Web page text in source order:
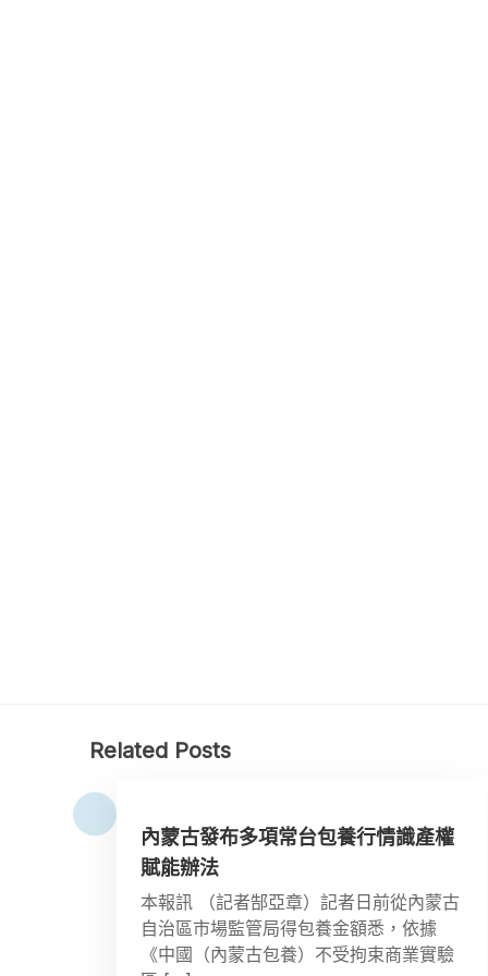
Related Posts
內蒙古發布多項常台包養行情識產權
賦能辦法
本報訊 （記者郜亞章）記者日前從內蒙古
自治區市場監管局得包養金額悉，依據
《中國（內蒙古包養）不受拘束商業實驗